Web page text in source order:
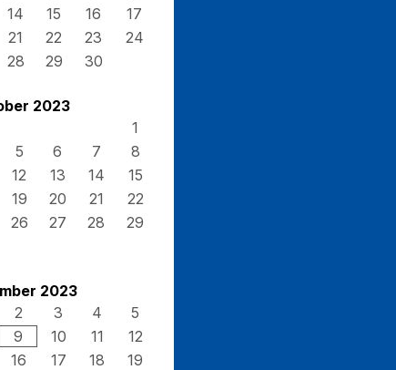
14 15 16
17
21 22 23
24
28 29 30
2023
1
5 6 7
8
12 13 14
15
19 20 21
22
26 27 28
29
2023
2 3 4
5
9 10 11
12
16 17 18
19